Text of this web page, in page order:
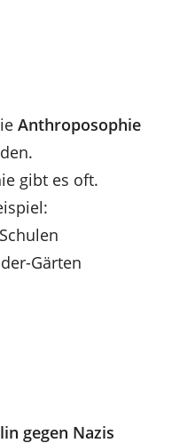
Anthroposophie
gibt es oft.
Gärten
gegen Nazis